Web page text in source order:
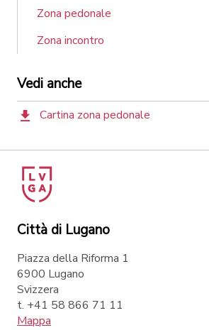
Zona pedonale
Zona incontro
Vedi anche
Cartina zona pedonale
Città di Lugano
Piazza della Riforma 1
6900 Lugano
Svizzera
t. +41 58 866 71 11
Mappa